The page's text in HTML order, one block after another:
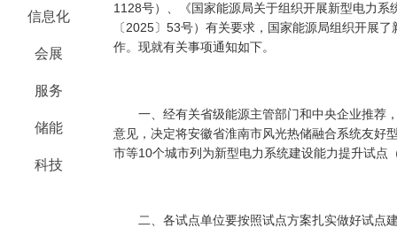
信息化
会展
服务
储能
科技
1128号）、《国家能源局关于组织开展新型电力
〔2025〕53号）有关要求，国家能源局组织开展
作。现就有关事项通知如下。
一、经有关省级能源主管部门和中央企业推荐
意见，决定将安徽省淮南市风光热储融合系统友好
市等10个城市列为新型电力系统建设能力提升试点
二、各试点单位要按照试点方案扎实做好试点